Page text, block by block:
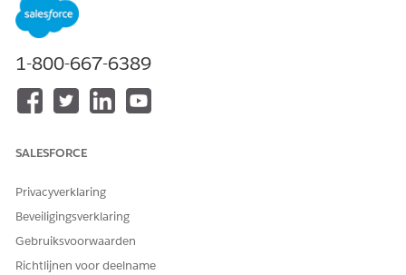
Deze sjabloon maakt een serviceverzoekrecord die essentiële
gebruikersdetails vastlegt voor nauwkeurige en controleerbare
Intakekenmerken
Het intakeformulier voor deze sjabloon legt deze gegevens
Rol: De Salesforce-rol die vereist is voor de gebruiker.
de gebruiker.
Bedrijfsrechtvaardiging: Een korte zakelijke
rechtvaardiging voor het toegangsverzoek.
1-800-667-6389
SALESFORCE
Privacyverklaring
Beveiligingsverklaring
Gebruiksvoorwaarden
Richtlijnen voor deelname